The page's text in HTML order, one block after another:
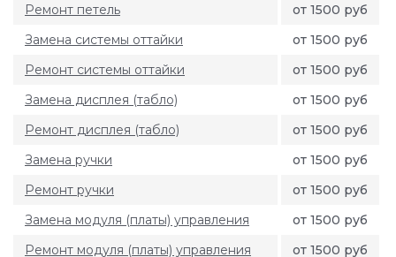
Ремонт петель
от 1500 руб
Замена системы оттайки
от 1500 руб
Ремонт системы оттайки
от 1500 руб
Замена дисплея (табло)
от 1500 руб
Ремонт дисплея (табло)
от 1500 руб
Замена ручки
от 1500 руб
Ремонт ручки
от 1500 руб
Замена модуля (платы) управления
от 1500 руб
Ремонт модуля (платы) управления
от 1500 руб